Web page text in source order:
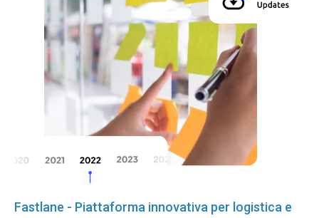
Fastlane - Piattaforma innovativa per logistica e